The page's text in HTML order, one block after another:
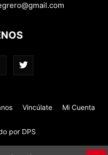
Vincúlate Mi Cuenta
por DPS